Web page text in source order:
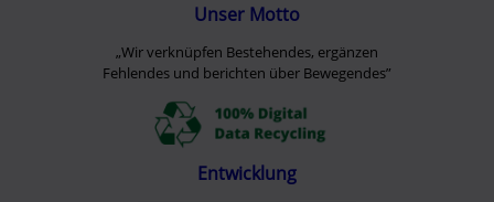
Unser Motto
„Wir verknüpfen Bestehendes, ergänzen
Fehlendes und berichten über Bewegendes”
Entwicklung